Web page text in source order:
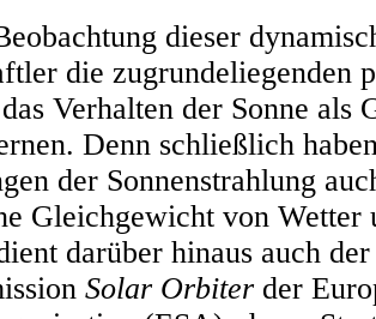
dieser
die zugrundeliegenden
Verhalten der Sonne als
Denn schließlich
der Sonnenstrahlung
Gleichgewicht von Wetter
darüber hinaus auch
Solar Orbiter der